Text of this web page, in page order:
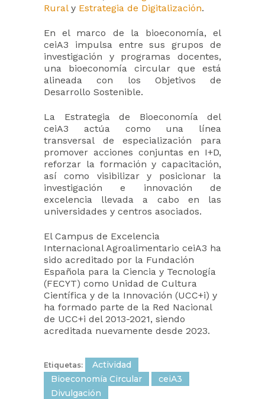
Ruraly Estrategia de Digitalización.
En el marco de la bioeconomía, el
ceiA3 impulsa entre sus grupos de
investigación y programas docentes,
una bioeconomía circular que está
alineada con los Objetivos de
Desarrollo Sostenible.
La Estrategia de Bioeconomía del
ceiA3 actúa como una línea
transversal de especialización para
promover acciones conjuntas en I+D,
reforzar la formación y capacitación,
así como visibilizar y posicionar la
investigación e innovación de
excelencia llevada a cabo en las
universidades y centros asociados.
El Campus de Excelencia
Internacional Agroalimentario ceiA3 ha
sido acreditado por la Fundación
Española para la Ciencia y Tecnología
(FECYT) como Unidad de Cultura
Científica y de la Innovación (UCC+i) y
ha formado parte de la Red Nacional
de UCC+i del 2013-2021, siendo
acreditada nuevamente desde 2023.
Etiquetas:
Actividad
Bioeconomía Circular
ceiA3
Divulgación